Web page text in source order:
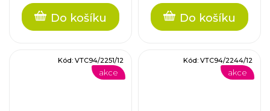
Do košíku Do košíku
akce
Kód: VTC94/2251/12
akce
Kód: VTC94/2244/12